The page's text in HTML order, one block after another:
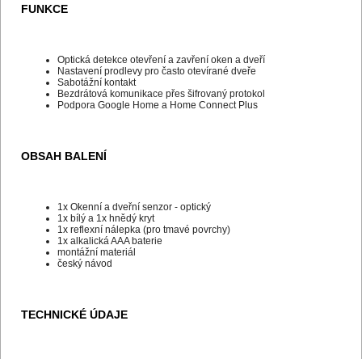
FUNKCE
Optická detekce otevření a zavření oken a dveří
Nastavení prodlevy pro často otevírané dveře
Sabotážní kontakt
Bezdrátová komunikace přes šifrovaný protokol
Podpora Google Home a Home Connect Plus
OBSAH BALENÍ
1x Okenní a dveřní senzor - optický
1x bílý a 1x hnědý kryt
1x reflexní nálepka (pro tmavé povrchy)
1x alkalická AAA baterie
montážní materiál
český návod
TECHNICKÉ ÚDAJE